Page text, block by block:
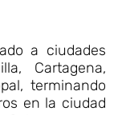
a ciudades
Cartagena,
terminando
en la ciudad